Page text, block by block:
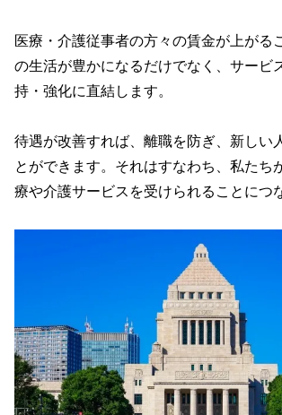
医療・介護従事者の方々の賃金が上がる
の生活が豊かになるだけでなく、サービ
持・強化に直結します。
待遇が改善すれば、離職を防ぎ、新しい
とができます。それはすなわち、私たち
療や介護サービスを受けられることにつ